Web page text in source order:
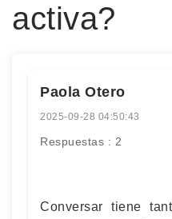
activa?
Paola Otero
2025-09-28 04:50:43
Respuestas : 2
Conversar tiene